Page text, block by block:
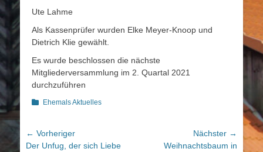
Ute Lahme
Als Kassenprüfer wurden Elke Meyer-Knoop und
Dietrich Klie gewählt.
Es wurde beschlossen die nächste
Mitgliederversammlung im 2. Quartal 2021
durchzuführen
Kategorien
Ehemals Aktuelles
Beitragsnavigation
← Vorheriger
Vorheriger
Der Unfug, der sich Liebe
Nächster →
NächsterWeihnachtsbaum in